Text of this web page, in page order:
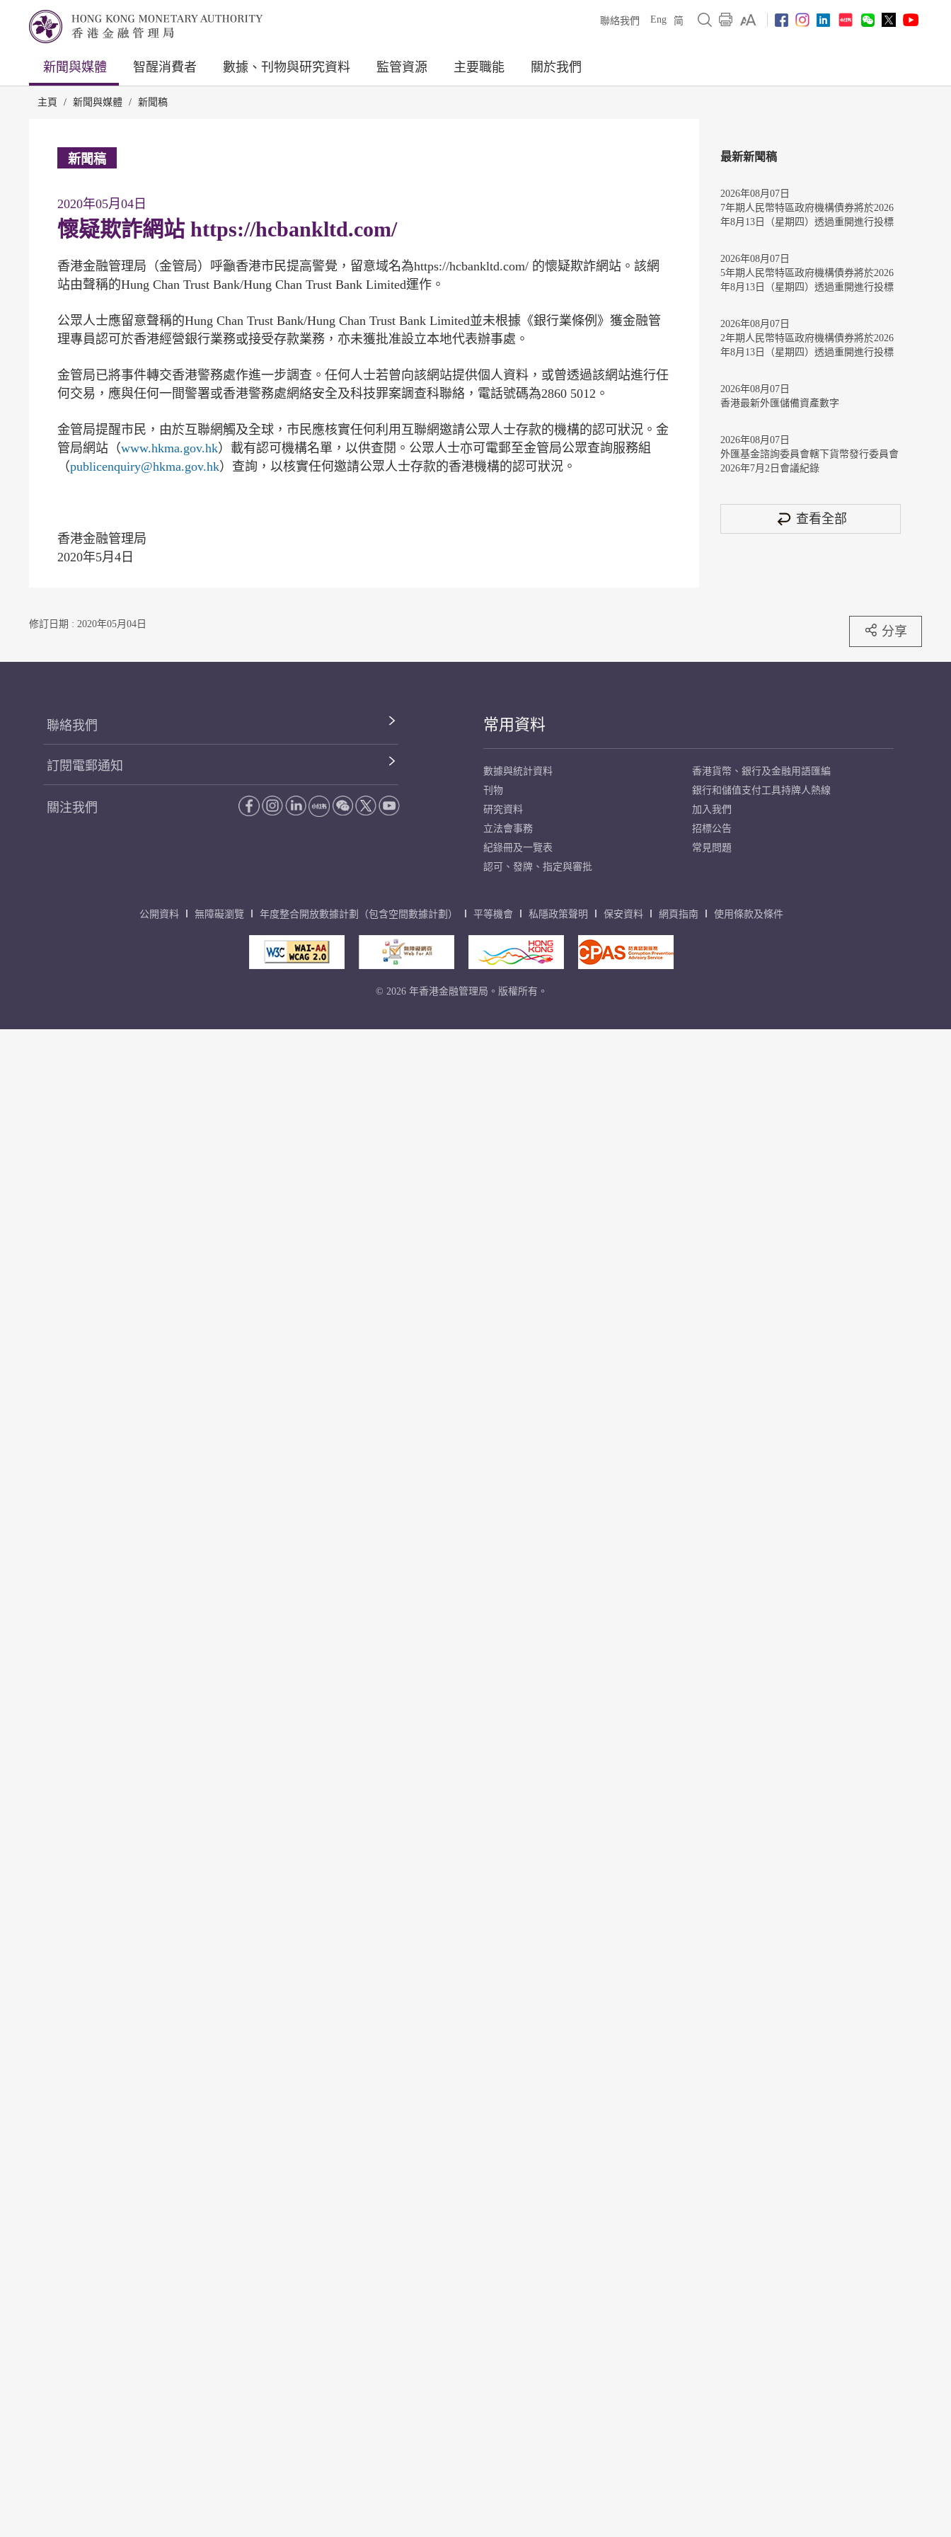
聯絡我們 Eng 简
新聞與媒體 智醒消費者 數據、刊物與研究資料 監管資源 主要職能 關於我們
主頁 / 新聞與媒體 / 新聞稿
新聞稿
2020年05月04日
懷疑欺詐網站 https://hcbankltd.com/
香港金融管理局（金管局）呼籲香港市民提高警覺，留意域名為https://hcbankltd.com/ 的懷疑欺詐網站。該網
站由聲稱的Hung Chan Trust Bank/Hung Chan Trust Bank Limited運作。
公眾人士應留意聲稱的Hung Chan Trust Bank/Hung Chan Trust Bank Limited並未根據《銀行業條例》獲金融管
理專員認可於香港經營銀行業務或接受存款業務，亦未獲批准設立本地代表辦事處。
金管局已將事件轉交香港警務處作進一步調查。任何人士若曾向該網站提供個人資料，或曾透過該網站進行任
何交易，應與任何一間警署或香港警務處網絡安全及科技罪案調查科聯絡，電話號碼為2860 5012。
金管局提醒市民，由於互聯網觸及全球，市民應核實任何利用互聯網邀請公眾人士存款的機構的認可狀況。金
管局網站（www.hkma.gov.hk）載有認可機構名單，以供查閱。公眾人士亦可電郵至金管局公眾查詢服務組
（publicenquiry@hkma.gov.hk）查詢，以核實任何邀請公眾人士存款的香港機構的認可狀況。
香港金融管理局
2020年5月4日
最新新聞稿
2026年08月07日
7年期人民幣特區政府機構債券將於2026
年8月13日（星期四）透過重開進行投標
2026年08月07日
5年期人民幣特區政府機構債券將於2026
年8月13日（星期四）透過重開進行投標
2026年08月07日
2年期人民幣特區政府機構債券將於2026
年8月13日（星期四）透過重開進行投標
2026年08月07日
香港最新外匯儲備資產數字
2026年08月07日
外匯基金諮詢委員會轄下貨幣發行委員會
2026年7月2日會議紀錄
查看全部
修訂日期 : 2020年05月04日 分享
聯絡我們
訂閱電郵通知
關注我們
常用資料
數據與統計資料
刊物
研究資料
立法會事務
紀錄冊及一覽表
認可、發牌、指定與審批
香港貨幣、銀行及金融用語匯編
銀行和儲值支付工具持牌人熱線
加入我們
招標公告
常見問題
公開資料 無障礙瀏覽 年度整合開放數據計劃（包含空間數據計劃） 平等機會 私隱政策聲明 保安資料 網頁指南 使用條款及條件
© 2026 年香港金融管理局。版權所有。